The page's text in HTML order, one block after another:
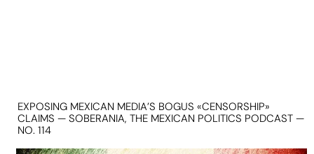
EXPOSING MEXICAN MEDIA’S BOGUS «CENSORSHIP»
CLAIMS — SOBERANIA, THE MEXICAN POLITICS PODCAST —
NO. 114